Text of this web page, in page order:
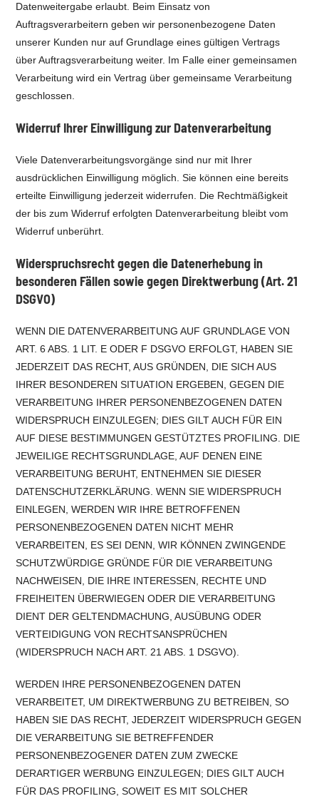
Datenweitergabe erlaubt. Beim Einsatz von
Auftragsverarbeitern geben wir personenbezogene Daten
unserer Kunden nur auf Grundlage eines gültigen Vertrags
über Auftragsverarbeitung weiter. Im Falle einer gemeinsamen
Verarbeitung wird ein Vertrag über gemeinsame Verarbeitung
geschlossen.
Widerruf Ihrer Einwilligung zur Datenverarbeitung
Viele Datenverarbeitungsvorgänge sind nur mit Ihrer
ausdrücklichen Einwilligung möglich. Sie können eine bereits
erteilte Einwilligung jederzeit widerrufen. Die Rechtmäßigkeit
der bis zum Widerruf erfolgten Datenverarbeitung bleibt vom
Widerruf unberührt.
Widerspruchsrecht gegen die Datenerhebung in
besonderen Fällen sowie gegen Direktwerbung (Art. 21
DSGVO)
WENN DIE DATENVERARBEITUNG AUF GRUNDLAGE VON
ART. 6 ABS. 1 LIT. E ODER F DSGVO ERFOLGT, HABEN SIE
JEDERZEIT DAS RECHT, AUS GRÜNDEN, DIE SICH AUS
IHRER BESONDEREN SITUATION ERGEBEN, GEGEN DIE
VERARBEITUNG IHRER PERSONENBEZOGENEN DATEN
WIDERSPRUCH EINZULEGEN; DIES GILT AUCH FÜR EIN
AUF DIESE BESTIMMUNGEN GESTÜTZTES PROFILING. DIE
JEWEILIGE RECHTSGRUNDLAGE, AUF DENEN EINE
VERARBEITUNG BERUHT, ENTNEHMEN SIE DIESER
DATENSCHUTZERKLÄRUNG. WENN SIE WIDERSPRUCH
EINLEGEN, WERDEN WIR IHRE BETROFFENEN
PERSONENBEZOGENEN DATEN NICHT MEHR
VERARBEITEN, ES SEI DENN, WIR KÖNNEN ZWINGENDE
SCHUTZWÜRDIGE GRÜNDE FÜR DIE VERARBEITUNG
NACHWEISEN, DIE IHRE INTERESSEN, RECHTE UND
FREIHEITEN ÜBERWIEGEN ODER DIE VERARBEITUNG
DIENT DER GELTENDMACHUNG, AUSÜBUNG ODER
VERTEIDIGUNG VON RECHTSANSPRÜCHEN
(WIDERSPRUCH NACH ART. 21 ABS. 1 DSGVO).
WERDEN IHRE PERSONENBEZOGENEN DATEN
VERARBEITET, UM DIREKTWERBUNG ZU BETREIBEN, SO
HABEN SIE DAS RECHT, JEDERZEIT WIDERSPRUCH GEGEN
DIE VERARBEITUNG SIE BETREFFENDER
PERSONENBEZOGENER DATEN ZUM ZWECKE
DERARTIGER WERBUNG EINZULEGEN; DIES GILT AUCH
FÜR DAS PROFILING, SOWEIT ES MIT SOLCHER